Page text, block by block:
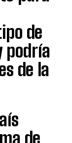
de
podría
de la
de